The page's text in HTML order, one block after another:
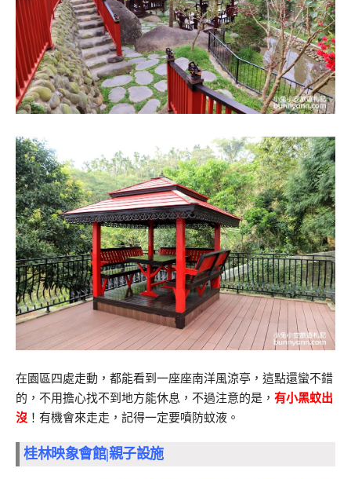
在園區四處走動，都能看到一座座南洋風涼亭，這點還蠻不錯
的，不用擔心找不到地方能休息，不過注意的是， 有小黑蚊出
沒 ！有機會來走走，記得一定要噴防蚊液。
桂林映象會館|親子設施